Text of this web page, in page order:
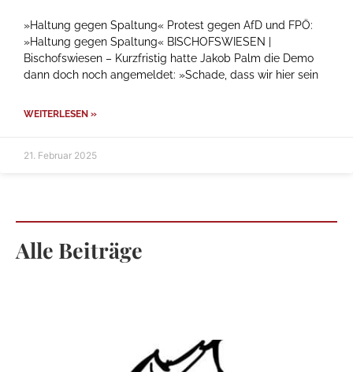
»Haltung gegen Spaltung« Protest gegen AfD und FPÖ:
»Haltung gegen Spaltung« BISCHOFSWIESEN |
Bischofswiesen – Kurzfristig hatte Jakob Palm die Demo
dann doch noch angemeldet: »Schade, dass wir hier sein
WEITERLESEN »
21. Februar 2025
Alle Beiträge